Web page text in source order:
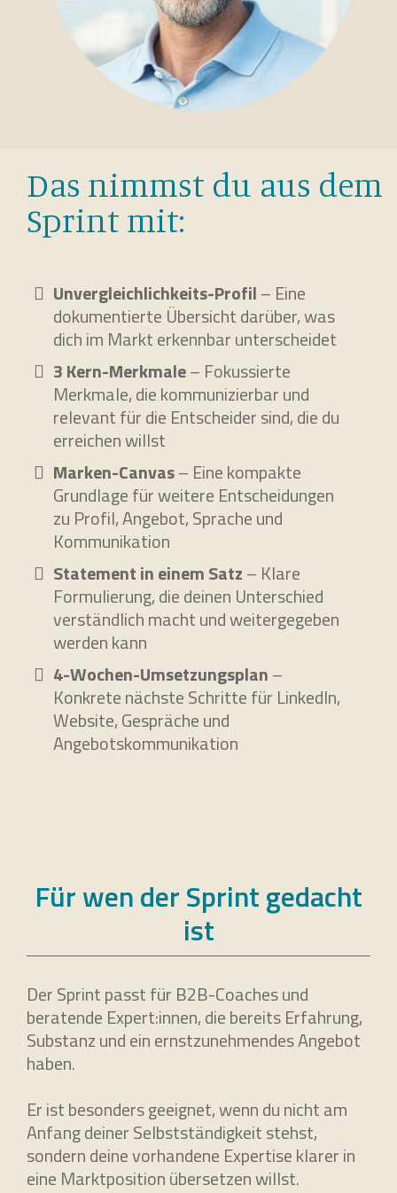
Das nimmst du aus dem
Sprint mit:
Unvergleichlichkeits-Profil– Eine
dokumentierte Übersicht darüber, was
dich im Markt erkennbar unterscheidet
3 Kern-Merkmale– Fokussierte
Merkmale, die kommunizierbar und
relevant für die Entscheider sind, die du
erreichen willst
Marken-Canvas– Eine kompakte
Grundlage für weitere Entscheidungen
zu Profil, Angebot, Sprache und
Kommunikation
Statement in einem Satz– Klare
Formulierung, die deinen Unterschied
verständlich macht und weitergegeben
werden kann
4-Wochen-Umsetzungsplan–
Konkrete nächste Schritte für LinkedIn,
Website, Gespräche und
Angebotskommunikation
Für wen der Sprint gedacht
ist
Der Sprint passt für B2B-Coaches und
beratende Expert:innen, die bereits Erfahrung,
Substanz und ein ernstzunehmendes Angebot
haben.
Er ist besonders geeignet, wenn du nicht am
Anfang deiner Selbstständigkeit stehst,
sondern deine vorhandene Expertise klarer in
eine Marktposition übersetzen willst.